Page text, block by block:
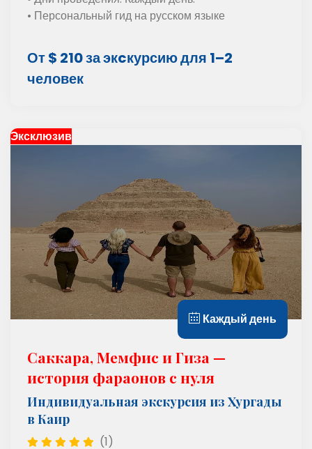
• Персональный гид на русском языке
От $ 210 за экcкурсию для 1–2
человек
Эксклюзив
Каждый день
Саккара, Мемфис и Гизa —
история фараонов с нуля
Индивидуальная экскурсия из Хургады
в Каир
(1)